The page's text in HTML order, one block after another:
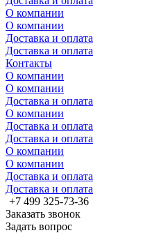
О компании
О компании
Доставка и оплата
Доставка и оплата
Контакты
О компании
О компании
Доставка и оплата
О компании
Доставка и оплата
Доставка и оплата
О компании
О компании
Доставка и оплата
Доставка и оплата
+7 499 325-73-36
Заказать звонок
Задать вопрос